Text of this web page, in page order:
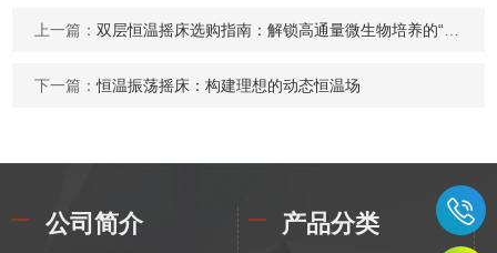
上一篇：双层恒温摇床选购指南：解锁高通量微生物培养的“动力心脏”
下一篇：恒温振荡摇床：构建理想的动态恒温场
公司简介 产品分类